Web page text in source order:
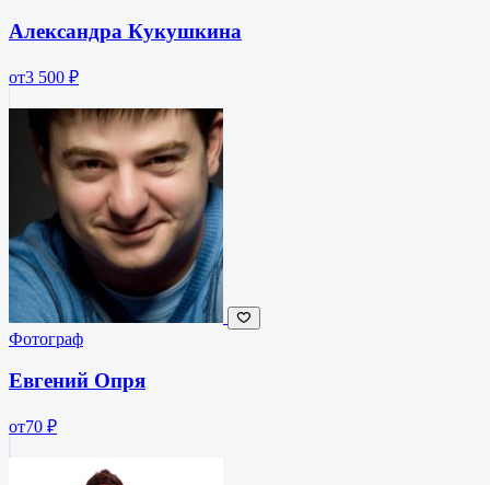
Александра Кукушкина
от3 500 ₽
Фотограф
Евгений Опря
от70 ₽